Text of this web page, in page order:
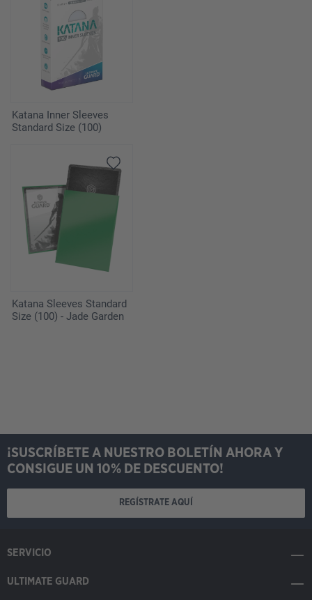
Katana Inner Sleeves
Standard Size (100)
Katana Sleeves Standard
Size (100) - Jade Garden
¡SUSCRÍBETE A NUESTRO BOLETÍN AHORA Y
CONSIGUE UN 10% DE DESCUENTO!
REGÍSTRATE AQUÍ
SERVICIO
ULTIMATE GUARD